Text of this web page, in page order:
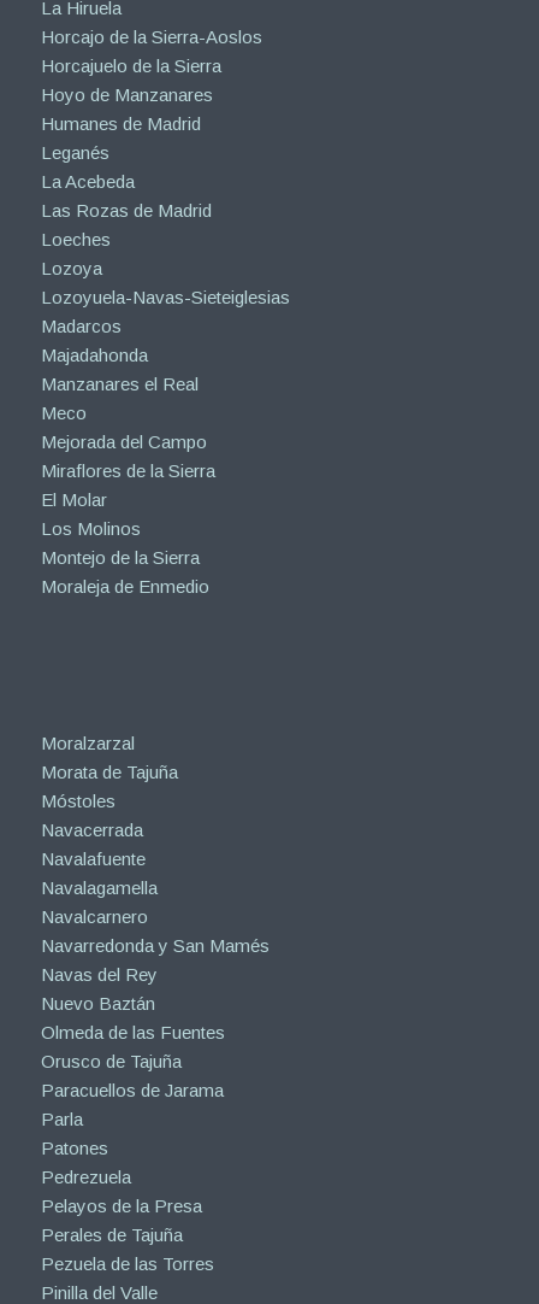
La Hiruela
Horcajo de la Sierra-Aoslos
Horcajuelo de la Sierra
Hoyo de Manzanares
Humanes de Madrid
Leganés
La Acebeda
Las Rozas de Madrid
Loeches
Lozoya
Lozoyuela-Navas-Sieteiglesias
Madarcos
Majadahonda
Manzanares el Real
Meco
Mejorada del Campo
Miraflores de la Sierra
El Molar
Los Molinos
Montejo de la Sierra
Moraleja de Enmedio
Moralzarzal
Morata de Tajuña
Móstoles
Navacerrada
Navalafuente
Navalagamella
Navalcarnero
Navarredonda y San Mamés
Navas del Rey
Nuevo Baztán
Olmeda de las Fuentes
Orusco de Tajuña
Paracuellos de Jarama
Parla
Patones
Pedrezuela
Pelayos de la Presa
Perales de Tajuña
Pezuela de las Torres
Pinilla del Valle